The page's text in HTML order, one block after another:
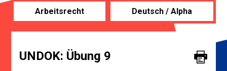
Arbeitsrecht Deutsch / Alpha
UNDOK: Übung 9